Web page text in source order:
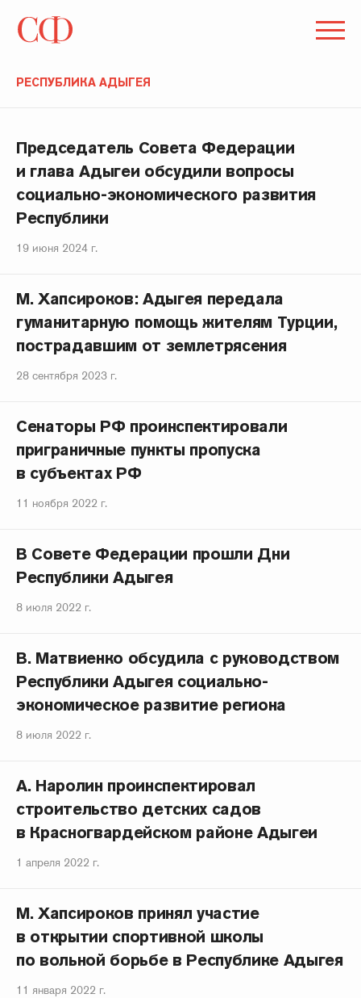
РЕСПУБЛИКА АДЫГЕЯ
Председатель Совета Федерации
и глава Адыгеи обсудили вопросы
социально-экономического развития
Республики
19 июня 2024 г.
М. Хапсироков: Адыгея передала
гуманитарную помощь жителям Турции,
пострадавшим от землетрясения
28 сентября 2023 г.
Сенаторы РФ проинспектировали
приграничные пункты пропуска
в субъектах РФ
11 ноября 2022 г.
В Совете Федерации прошли Дни
Республики Адыгея
8 июля 2022 г.
В. Матвиенко обсудила с руководством
Республики Адыгея социально-
экономическое развитие региона
8 июля 2022 г.
А. Наролин проинспектировал
строительство детских садов
в Красногвардейском районе Адыгеи
1 апреля 2022 г.
М. Хапсироков принял участие
в открытии спортивной школы
по вольной борьбе в Республике Адыгея
11 января 2022 г.